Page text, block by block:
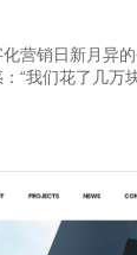
营销日新月异
“我们花了几万